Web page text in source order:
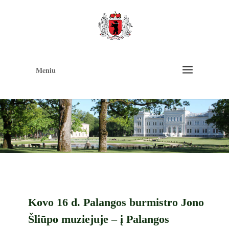
Meniu
Kovo 16 d. Palangos burmistro Jono
Šliūpo muziejuje – į Palangos